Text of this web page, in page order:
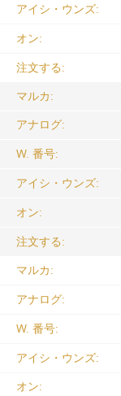
アイシ・ウンズ:
オン:
注文する:
マルカ:
アナログ:
W. 番号:
アイシ・ウンズ:
オン:
注文する:
マルカ:
アナログ:
W. 番号:
アイシ・ウンズ:
オン: